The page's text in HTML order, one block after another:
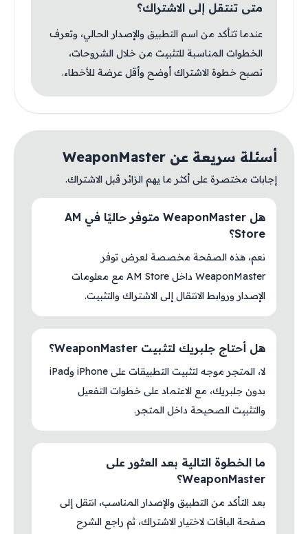
متى تنتقل إلى الاشتراك؟
عندما تتأكد من اسم التطبيق والإصدار الحالي، وتعرف
الخطوات المناسبة للتثبيت من خلال الشروحات،
تصبح خطوة الاشتراك أوضح وأقل عرضة للأخطاء.
أسئلة سريعة عن WeaponMaster
إجابات مختصرة على أكثر ما يهم الزائر قبل الاشتراك.
هل WeaponMaster متوفر حاليًا في AM
Store؟
نعم، هذه الصفحة مخصصة لعرض توفر
WeaponMaster داخل AM Store مع معلومات
الإصدار وروابط الانتقال إلى الاشتراك والتثبيت.
هل أحتاج جلبريك لتثبيت WeaponMaster؟
لا، المتجر موجه لتثبيت التطبيقات على iPhone وiPad
بدون جلبريك، مع الاعتماد على خطوات التفعيل
والتثبيت الصحيحة داخل المتجر.
ما الخطوة التالية بعد العثور على
WeaponMaster؟
بعد التأكد من التطبيق والإصدار المناسب، انتقل إلى
صفحة الباقات لاختيار الاشتراك، ثم راجع الشرح